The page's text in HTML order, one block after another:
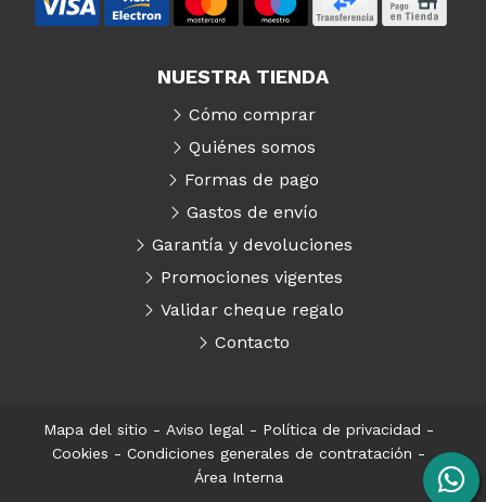
NUESTRA TIENDA
Cómo comprar
Quiénes somos
Formas de pago
Gastos de envío
Garantía y devoluciones
Promociones vigentes
Validar cheque regalo
Contacto
Mapa del sitio - Aviso legal - Política de privacidad -
Cookies - Condiciones generales de contratación -
Área Interna